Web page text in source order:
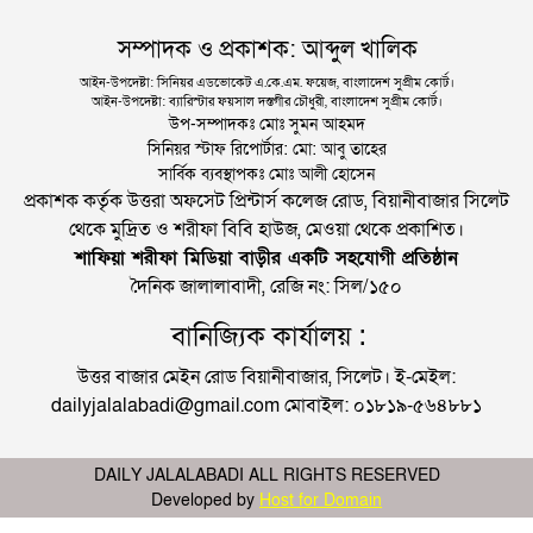
সম্পাদক ও প্রকাশক: আব্দুল খালিক
আইন-উপদেষ্টা: সিনিয়র এডভোকেট এ.কে.এম. ফয়েজ, বাংলাদেশ সুপ্রীম কোর্ট।
আইন-উপদেষ্টা: ব্যারিস্টার ফয়সাল দস্তগীর চৌধুরী, বাংলাদেশ সুপ্রীম কোর্ট।
উপ-সম্পাদকঃ মোঃ সুমন আহমদ
সিনিয়র স্টাফ রিপোর্টার: মো: আবু তাহের
সার্বিক ব্যবস্থাপকঃ মোঃ আলী হোসেন
প্রকাশক কর্তৃক উত্তরা অফসেট প্রিন্টার্স কলেজ রোড, বিয়ানীবাজার সিলেট
থেকে মুদ্রিত ও শরীফা বিবি হাউজ, মেওয়া থেকে প্রকাশিত।
শাফিয়া শরীফা মিডিয়া বাড়ীর একটি সহযোগী প্রতিষ্ঠান
দৈনিক জালালাবাদী, রেজি নং: সিল/১৫০
বানিজ্যিক কার্যালয় :
উত্তর বাজার মেইন রোড বিয়ানীবাজার, সিলেট। ই-মেইল:
dailyjalalabadi@gmail.com মোবাইল: ০১৮১৯-৫৬৪৮৮১
DAILY JALALABADI ALL RIGHTS RESERVED
Developed by Host for Domain